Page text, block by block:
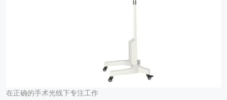
在正确的手术光线下专注工作